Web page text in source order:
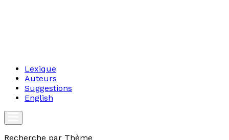
Lexique
Auteurs
Suggestions
English
Recherche par Thème